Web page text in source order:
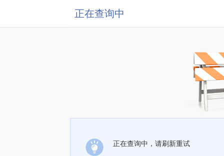
正在查询中
正在查询中，请刷新重试